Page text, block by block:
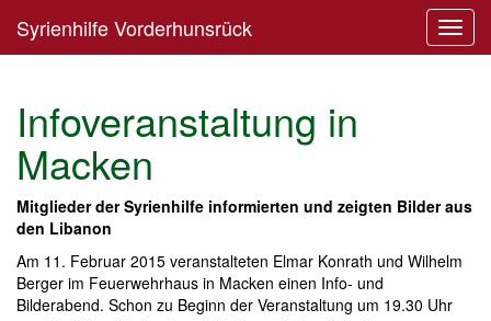
Syrienhilfe Vorderhunsrück
Infoveranstaltung in
Macken
Mitglieder der Syrienhilfe informierten und zeigten Bilder aus
den Libanon
Am 11. Februar 2015 veranstalteten Elmar Konrath und Wilhelm
Berger im Feuerwehrhaus in Macken einen Info- und
Bilderabend. Schon zu Beginn der Veranstaltung um 19.30 Uhr